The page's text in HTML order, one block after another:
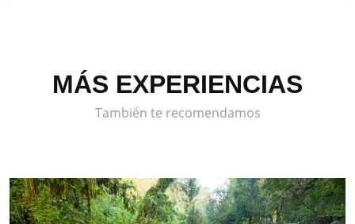
MÁS EXPERIENCIAS
También te recomendamos